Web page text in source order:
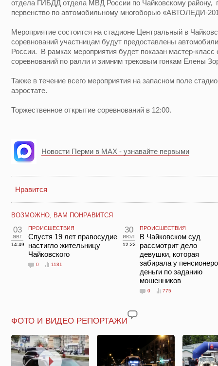
отдела ГИБДД отдела МВД России по Чайковскому району,
первенство по автомобильному многоборью «АВТОЛЕДИ-
Мероприятие состоится на стадионе Центральный в
соревнований участницам будут предоставлены
России. В рамках мероприятия будет показан мастер-класс
соревнований по ралли и зимним трековым гонкам Елены
Также в течение всего мероприятия на запасном поле
аэростате.
Торжественное открытие соревнований в 12:00.
Новости Перми в MAX - узнавайте первыми
Нравится
ВОЗМОЖНО, ВАМ ПОНРАВИТСЯ
03
авг
14:49
ПРОИСШЕСТВИЯ
Спустя 19 лет правосудие
настигло жительницу
Чайковского
0 1181
30
июл
12:22
ПРОИСШЕСТВИЯ
В Чайковском суд
рассмотрит дело
девушки, которая
забирала у
деньги по заданию
мошенников
0 775
ФОТО И ВИДЕО РЕПОРТАЖИ